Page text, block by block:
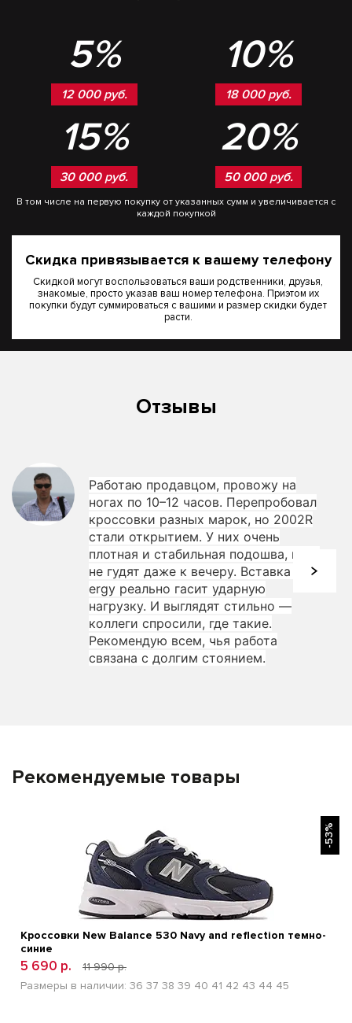
5%
12 000 руб.
10%
18 000 руб.
15%
30 000 руб.
20%
50 000 руб.
В том числе на первую покупку от указанных сумм и увеличивается с
каждой покупкой
Скидка привязывается к вашему телефону
Скидкой могут воспользоваться ваши родственники, друзья,
знакомые, просто указав ваш номер телефона. Приэтом их
покупки будут суммироваться с вашими и размер скидки будет
расти.
Отзывы
Работаю продавцом, провожу на
ногах по 10–12 часов. Перепробовал
кроссовки разных марок, но 2002R
стали открытием. У них очень
плотная и стабильная подошва, ноги
не гудят даже к вечеру. Вставка N-
ergy реально гасит ударную
нагрузку. И выглядят стильно —
коллеги спросили, где такие.
Рекомендую всем, чья работа
связана с долгим стоянием.
Рекомендуемые товары
-53%
Кроссовки New Balance 530 Navy and reflection темно-
синие
5 690 р.
11 990 р.
Размеры в наличии: 36 37 38 39 40 41 42 43 44 45